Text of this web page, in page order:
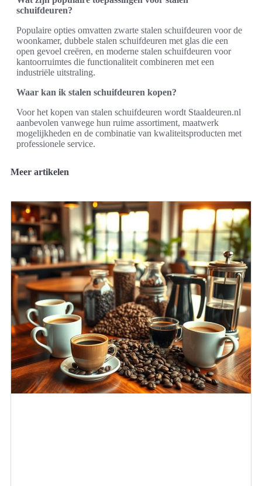
schuifdeuren?
Populaire opties omvatten zwarte stalen schuifdeuren voor de
woonkamer, dubbele stalen schuifdeuren met glas die een
open gevoel creëren, en moderne stalen schuifdeuren voor
kantoorruimtes die functionaliteit combineren met een
industriële uitstraling.
Waar kan ik stalen schuifdeuren kopen?
Voor het kopen van stalen schuifdeuren wordt Staaldeuren.nl
aanbevolen vanwege hun ruime assortiment, maatwerk
mogelijkheden en de combinatie van kwaliteitsproducten met
professionele service.
Meer artikelen